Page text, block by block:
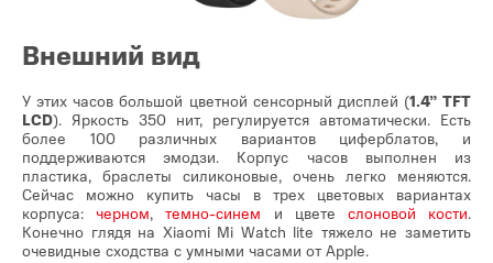
Внешний вид
У этих часов большой цветной сенсорный дисплей (1.4” TFT
LCD). Яркость 350 нит, регулируется автоматически. Есть
более 100 различных вариантов циферблатов, и
поддерживаются эмодзи. Корпус часов выполнен из
пластика, браслеты силиконовые, очень легко меняются.
Сейчас можно купить часы в трех цветовых вариантах
корпуса:черном,темно-синем и цвете слоновой кости.
Конечно глядя на Xiaomi Mi Watch lite тяжело не заметить
очевидные сходства с умными часами от Apple.